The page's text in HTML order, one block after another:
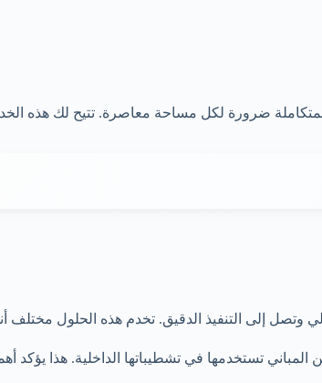
ضرورة لكل مساحة معاصرة. تتيح لك هذه
وتصل إلى التنفيذ الدقيق. تخدم هذه الحلول مختلف